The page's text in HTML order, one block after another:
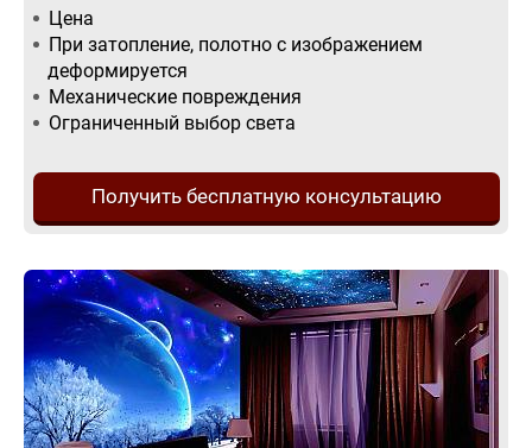
Цена
При затопление, полотно с изображением
деформируется
Механические повреждения
Ограниченный выбор света
Получить бесплатную консультацию